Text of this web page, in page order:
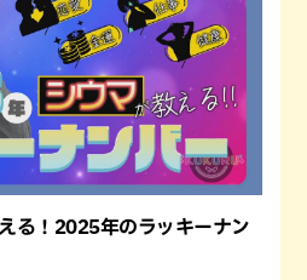
る！2025年のラッキーナン